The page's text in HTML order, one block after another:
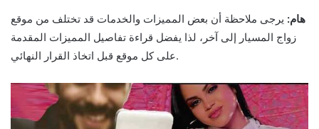
هام: يرجى ملاحظة أن بعض المميزات والخدمات قد تختلف من موقع
زواج المسيار إلى آخر، لذا يفضل قراءة تفاصيل المميزات المقدمة
على كل موقع قبل اتخاذ القرار النهائي.